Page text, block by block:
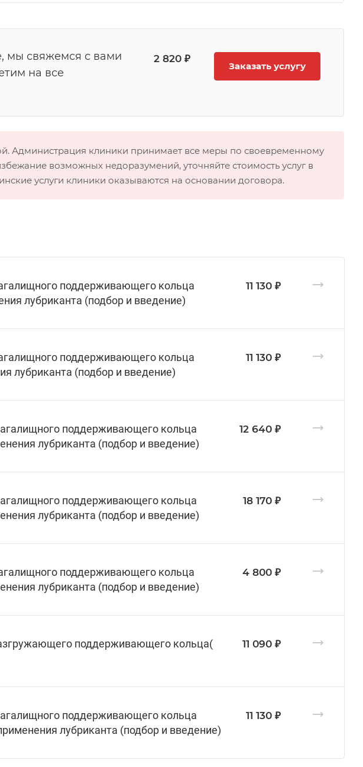
мы свяжемся с вами
на все
2 820 ₽
Заказать услугу
Администрация клиники принимает все меры по своевременному
возможных недоразумений, уточняйте стоимость услуг в
услуги клиники оказываются на основании договора.
поддерживающего кольца
лубриканта (подбор и введение)
11 130 ₽
поддерживающего кольца
лубриканта (подбор и введение)
11 130 ₽
поддерживающего кольца
лубриканта (подбор и введение)
12 640 ₽
поддерживающего кольца
лубриканта (подбор и введение)
18 170 ₽
поддерживающего кольца
лубриканта (подбор и введение)
4 800 ₽
поддерживающего кольца(
11 090 ₽
поддерживающего кольца
лубриканта (подбор и введение)
11 130 ₽